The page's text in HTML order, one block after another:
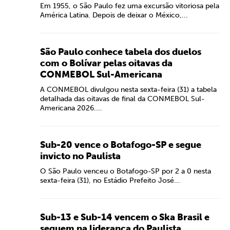
Em 1955, o São Paulo fez uma excursão vitoriosa pela
América Latina. Depois de deixar o México,...
São Paulo conhece tabela dos duelos
com o Bolívar pelas oitavas da
CONMEBOL Sul-Americana
A CONMEBOL divulgou nesta sexta-feira (31) a tabela
detalhada das oitavas de final da CONMEBOL Sul-
Americana 2026....
Sub-20 vence o Botafogo-SP e segue
invicto no Paulista
O São Paulo venceu o Botafogo-SP por 2 a 0 nesta
sexta-feira (31), no Estádio Prefeito José...
Sub-13 e Sub-14 vencem o Ska Brasil e